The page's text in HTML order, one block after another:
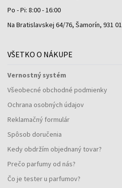
Po - Pi: 8:00 - 16:00
Na Bratislavskej 64/76, Šamorín, 931 01
VŠETKO O NÁKUPE
Vernostný systém
Všeobecné obchodné podmienky
Ochrana osobných údajov
Reklamačný formulár
Spôsob doručenia
Kedy obdržím objednaný tovar?
Prečo parfumy od nás?
Čo je tester u parfumov?